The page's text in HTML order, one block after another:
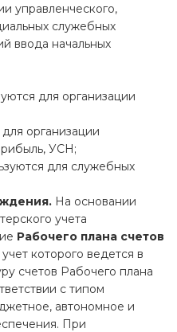
управленческого,
служебных
ввода начальных
для организации
организации
УСН;
для служебных
На основании
учета
Рабочего плана счетов
учет которого ведется в
счетов Рабочего плана
с типом
автономное и
При